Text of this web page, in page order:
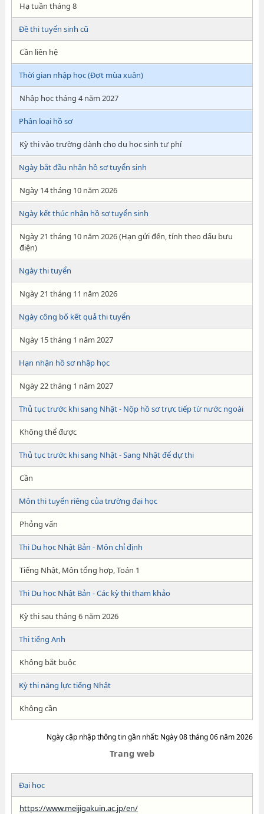
Hạ tuần tháng 8
Đề thi tuyển sinh cũ
Cần liên hệ
Thời gian nhập học (Đợt mùa xuân)
Nhập học tháng 4 năm 2027
Phân loại hồ sơ
Kỳ thi vào trường dành cho du học sinh tư phí
Ngày bắt đầu nhận hồ sơ tuyển sinh
Ngày 14 tháng 10 năm 2026
Ngày kết thúc nhận hồ sơ tuyển sinh
Ngày 21 tháng 10 năm 2026 (Hạn gửi đến, tính theo dấu bưu
điện)
Ngày thi tuyển
Ngày 21 tháng 11 năm 2026
Ngày công bố kết quả thi tuyển
Ngày 15 tháng 1 năm 2027
Hạn nhận hồ sơ nhập học
Ngày 22 tháng 1 năm 2027
Thủ tục trước khi sang Nhật - Nộp hồ sơ trực tiếp từ nước ngoài
Không thể được
Thủ tục trước khi sang Nhật - Sang Nhật để dự thi
Cần
Môn thi tuyển riêng của trường đại học
Phỏng vấn
Thi Du học Nhật Bản - Môn chỉ định
Tiếng Nhật, Môn tổng hợp, Toán 1
Thi Du học Nhật Bản - Các kỳ thi tham khảo
Kỳ thi sau tháng 6 năm 2026
Thi tiếng Anh
Không bắt buộc
Kỳ thi năng lực tiếng Nhật
Không cần
Ngày cập nhập thông tin gần nhất: Ngày 08 tháng 06 năm 2026
Trang web
Đại học
https://www.meijigakuin.ac.jp/en/